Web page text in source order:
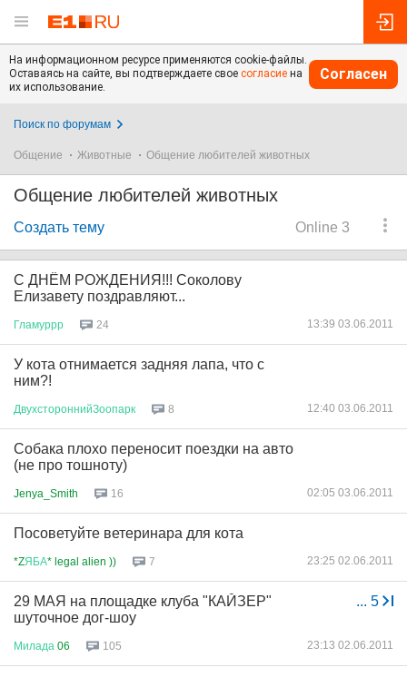
На информационном ресурсе применяются cookie-файлы.
Оставаясь на сайте, вы подтверждаете свое согласие на
их использование.
Согласен
Поиск по форумам
Общение Животные Общение любителей животных
Общение любителей животных
Online 3
Создать тему
С ДНЁМ РОЖДЕНИЯ!!! Соколову
Елизавету поздравляют...
Гламуррр 24 13:39 03.06.2011
У кота отнимается задняя лапа, что с
ним?!
ДвухстороннийЗоопарк 8 12:40 03.06.2011
Собака плохо переносит поездки на авто
(не про тошноту)
Jenya_Smith 16 02:05 03.06.2011
Посоветуйте ветеринара для кота
*ZЯБА* legal alien )) 7 23:25 02.06.2011
... 5
29 МАЯ на площадке клуба "КАЙЗЕР"
шуточное дог-шоу
Милада 06 105 23:13 02.06.2011